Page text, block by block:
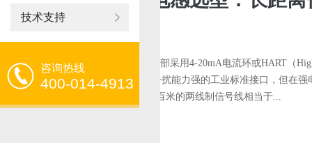
技术支持
咨询热线
400-014-4913
计、温度变送器、液位计）几乎全部采用4-20mA电流环或HART（
）协议传输信号。4-20mA电流环是抗干扰能力强的工业标准接口，但在强
仍然面临共模干扰挑战——长达数百米的两线制信号线相当于...